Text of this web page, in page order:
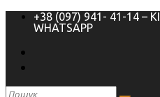
+38 (097) 941- 41-14 –
WHATSAPP